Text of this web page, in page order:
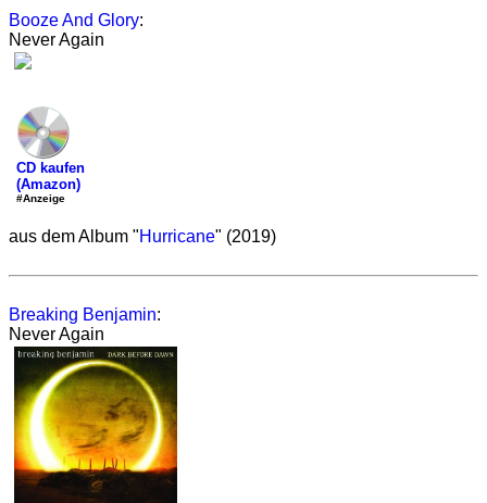
Booze And Glory:
Never Again
CD kaufen
(Amazon)
#Anzeige
aus dem Album "Hurricane" (2019)
Breaking Benjamin:
Never Again